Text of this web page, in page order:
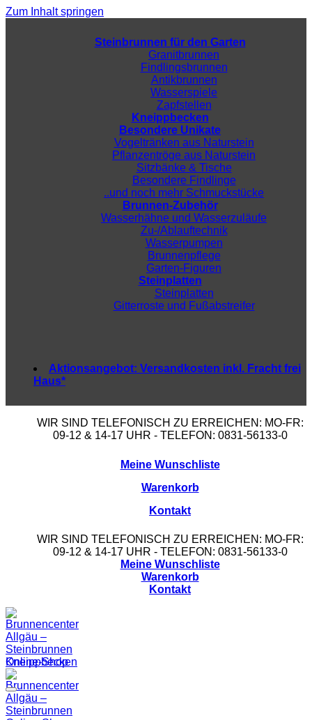
Zum Inhalt springen
WIR SIND TELEFONISCH ZU ERREICHEN: MO-FR:
09-12 & 14-17 UHR - TELEFON: 0831-56133-0
Meine Wunschliste
Warenkorb
Kontakt
WIR SIND TELEFONISCH ZU ERREICHEN: MO-FR:
09-12 & 14-17 UHR - TELEFON: 0831-56133-0
Meine Wunschliste
Warenkorb
Kontakt
Steinbrunnen für den Garten
Granitbrunnen
Findlingsbrunnen
Antikbrunnen
Wasserspiele
Zapfstellen
Kneippbecken
Besondere Unikate
Vogeltränken aus Naturstein
Pflanzentröge aus Naturstein
Sitzbänke & Tische
Besondere Findlinge
..und noch mehr Schmuckstücke
Brunnen-Zubehör
Wasserhähne und Wasserzuläufe
Zu-/Ablauftechnik
Wasserpumpen
Brunnenpflege
Garten-Figuren
Steinplatten
Steinplatten
Gitterroste und Fußabstreifer
Aktionsangebot: Versandkosten inkl. Fracht frei
Haus*
Kneippbecken